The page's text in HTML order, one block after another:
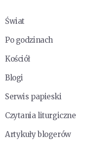
Świat
Po godzinach
Kościół
Blogi
Serwis papieski
Czytania liturgiczne
Artykuły blogerów